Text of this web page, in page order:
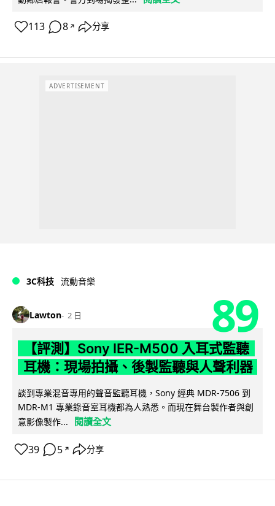
113 8 ↗ 分享
ADVERTISEMENT
3C科技 流動音樂
Lawton 2 日 89
【評測】Sony IER-M500 入耳式監聽
耳機：現場拍攝、後製監聽與人聲利器
談到專業混音專用的聲音監聽耳機，Sony 經典 MDR-7506 到
MDR-M1 專業錄音室耳機都為人熟悉。而現在舞台製作者與創
意影像製作...
閱讀全文
39 5 ↗ 分享